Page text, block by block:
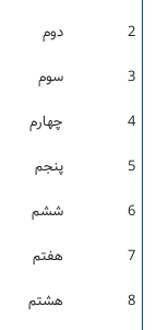
2 دوم
3 سوم
4 چهارم
5 پنجم
6 ششم
7 هفتم
8 هشتم